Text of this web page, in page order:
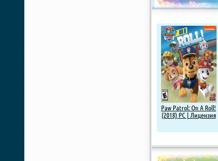
Paw Patrol: On A Roll!
(2018) PC | Лицензия